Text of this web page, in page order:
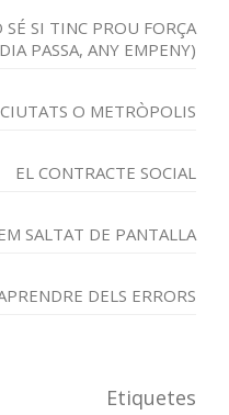
SI TINC PROU FORÇA
PASSA, ANY EMPENY)
O METRÒPOLIS
EL CONTRACTE SOCIAL
SALTAT DE PANTALLA
DELS ERRORS
Etiquetes